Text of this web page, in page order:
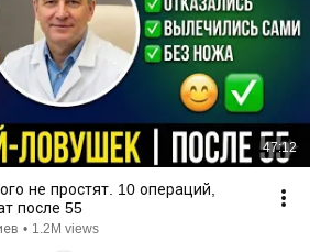
47:12
не простят. 10 операций,
после 55
• 1.2M views